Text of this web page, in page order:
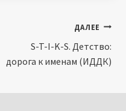
ДАЛЕЕ
S-T-I-K-S. Детство:
дорога к именам (ИДДК)